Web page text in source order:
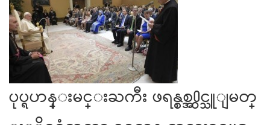
ပုပ္ရဟန္းမင္းႀကီး ဖရန္စစ္အ႐ွင္သူျမတ္